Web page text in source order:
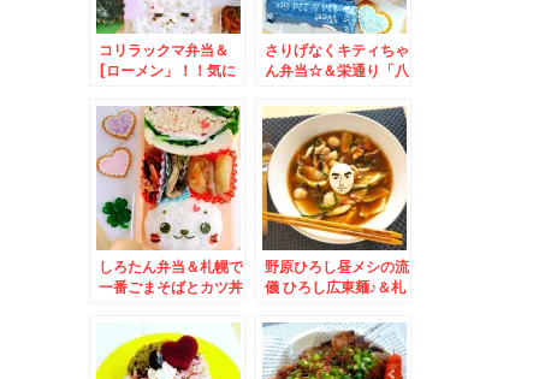
コリラックマ弁当＆
[ローメン」！！気に
平」さんが凄かった～
(*´艸`*)
さりげなくキティちゃ
ん弁当☆＆栄通り「八
札幌で一番美味し
い！！ごまそばも札幌
で一番美味！！
しろたん弁当＆札幌で
一番ごまそばとカツ丼
代」さんで五目蕎麦と
かつ皿をいただく(*
´艸`*)
野原ひろし昼メシの流
儀 ひろし広東麺♪＆札
店「ホットドッグ」
「HoodDog]さん